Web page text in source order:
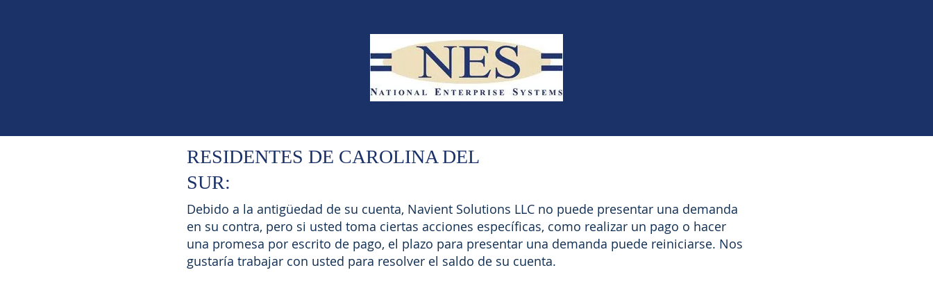
RESIDENTES DE CAROLINA DEL
SUR:
Debido a la antigüedad de su cuenta, Navient Solutions LLC no puede presentar una demanda
en su contra, pero si usted toma ciertas acciones específicas, como realizar un pago o hacer
una promesa por escrito de pago, el plazo para presentar una demanda puede reiniciarse. Nos
gustaría trabajar con usted para resolver el saldo de su cuenta.